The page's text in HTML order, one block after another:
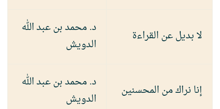
لا بديل عن القراءة
د. محمد بن عبد الله
الدويش
إنا نراك من المحسنين
د. محمد بن عبد الله
الدويش